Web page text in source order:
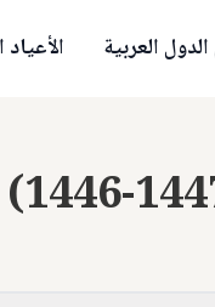
العربية
(1446-